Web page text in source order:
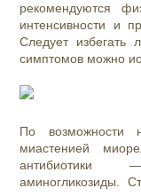
рекомендуются
интенсивности и
Следует избегать
симптомов можно
По возможности
миастенией
антибиотики
аминогликозиды.